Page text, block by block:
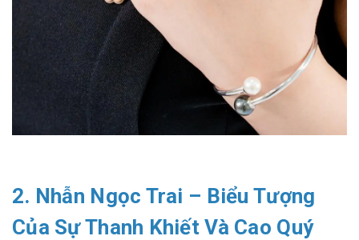
2. Nhẫn Ngọc Trai – Biểu Tượng
Của Sự Thanh Khiết Và Cao Quý